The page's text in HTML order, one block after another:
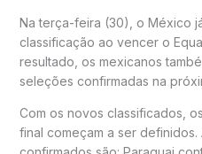
Na terça-feira (30), o México
classificação ao vencer o
resultado, os mexicanos
seleções confirmadas na
Com os novos classificados,
final começam a ser